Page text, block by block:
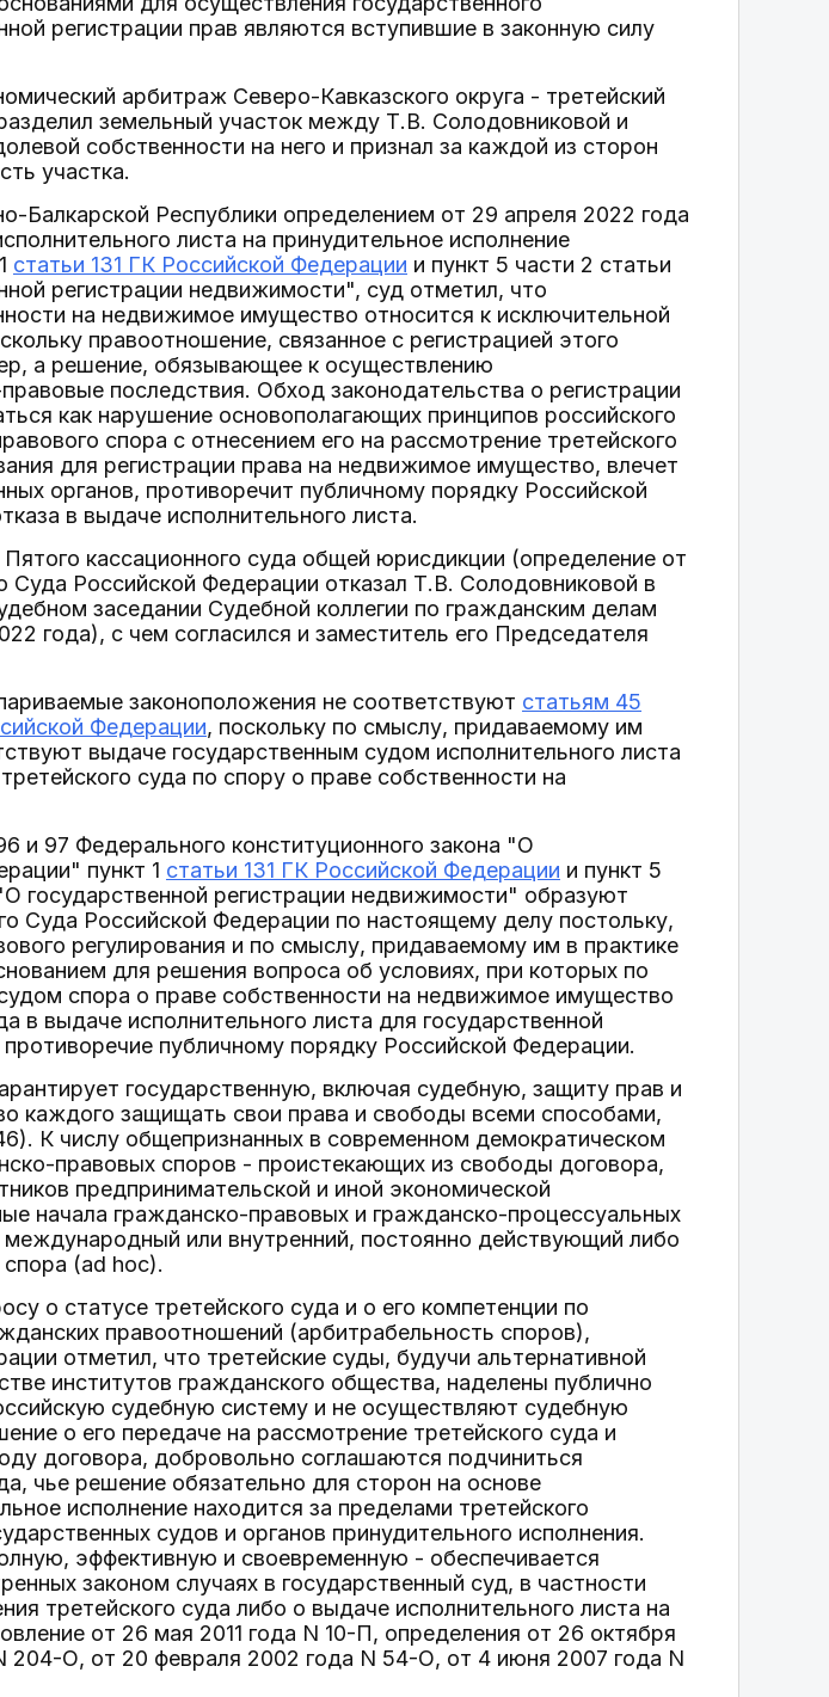
регистрации прав являются вступившие в законную силу
арбитраж Северо-Кавказского округа - третейский
земельный участок между Т.В. Солодовниковой и
собственности на него и признал за каждой из сторон
участка.
Балкарской Республики определением от 29 апреля 2022 года
листа на принудительное исполнение
статьи 131 ГК Российской Федерации и пункт 5 части 2 статьи
регистрации недвижимости", суд отметил, что
на недвижимое имущество относится к исключительной
правоотношение, связанное с регистрацией этого
а решение, обязывающее к осуществлению
последствия. Обход законодательства о регистрации
как нарушение основополагающих принципов российского
спора с отнесением его на рассмотрение третейского
для регистрации права на недвижимое имущество, влечет
органов, противоречит публичному порядку Российской
в выдаче исполнительного листа.
кассационного суда общей юрисдикции (определение от
Суда Российской Федерации отказал Т.В. Солодовниковой в
заседании Судебной коллегии по гражданским делам
года), с чем согласился и заместитель его Председателя
законоположения не соответствуют статьям 45
Федерации, поскольку по смыслу, придаваемому им
выдаче государственным судом исполнительного листа
суда по спору о праве собственности на
и 97 Федерального конституционного закона "О
пункт 1 статьи 131 ГК Российской Федерации и пункт 5
государственной регистрации недвижимости" образуют
Суда Российской Федерации по настоящему делу постольку,
регулирования и по смыслу, придаваемому им в практике
для решения вопроса об условиях, при которых по
спора о праве собственности на недвижимое имущество
в выдаче исполнительного листа для государственной
публичному порядку Российской Федерации.
государственную, включая судебную, защиту прав и
каждого защищать свои права и свободы всеми способами,
К числу общепризнанных в современном демократическом
правовых споров - проистекающих из свободы договора,
предпринимательской и иной экономической
начала гражданско-правовых и гражданско-процессуальных
или внутренний, постоянно действующий либо
(ad hoc).
о статусе третейского суда и о его компетенции по
правоотношений (арбитрабельность споров),
отметил, что третейские суды, будучи альтернативной
институтов гражданского общества, наделены публично
судебную систему и не осуществляют судебную
о его передаче на рассмотрение третейского суда и
договора, добровольно соглашаются подчиниться
чье решение обязательно для сторон на основе
исполнение находится за пределами третейского
судов и органов принудительного исполнения.
эффективную и своевременную - обеспечивается
законом случаях в государственный суд, в частности
третейского суда либо о выдаче исполнительного листа на
от 26 мая 2011 года N 10-П, определения от 26 октября
204-О, от 20 февраля 2002 года N 54-О, от 4 июня 2007 года N